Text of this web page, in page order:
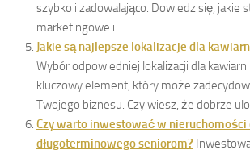
szybko i zadowalająco. Dowiedz się, jakie
marketingowe i...
Jakie są najlepsze lokalizacje dla
Wybór odpowiedniej lokalizacji dla
kluczowy element, który może
Twojego biznesu. Czy wiesz, że dobrze
Czy warto inwestować w
długoterminowego seniorom?